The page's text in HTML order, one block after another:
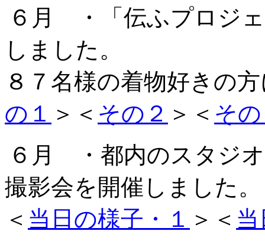
６月 ・「伝ふプロジ
しました。
８７名様の着物好きの
の１ ＞＜ その２ ＞＜ そ
６月 ・都内のスタジ
撮影会を開催しました。
＜ 当日の様子・１ ＞＜